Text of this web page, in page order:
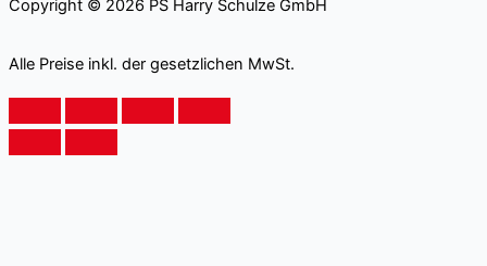
Copyright © 2026 PS Harry Schulze GmbH
Alle Preise inkl. der gesetzlichen MwSt.